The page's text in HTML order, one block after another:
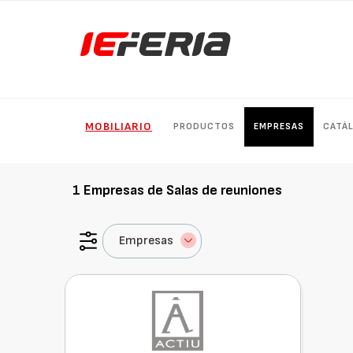
MOBILIARIO PRODUCTOS EMPRESAS
1 Empresas de Salas de reuniones
Empresas